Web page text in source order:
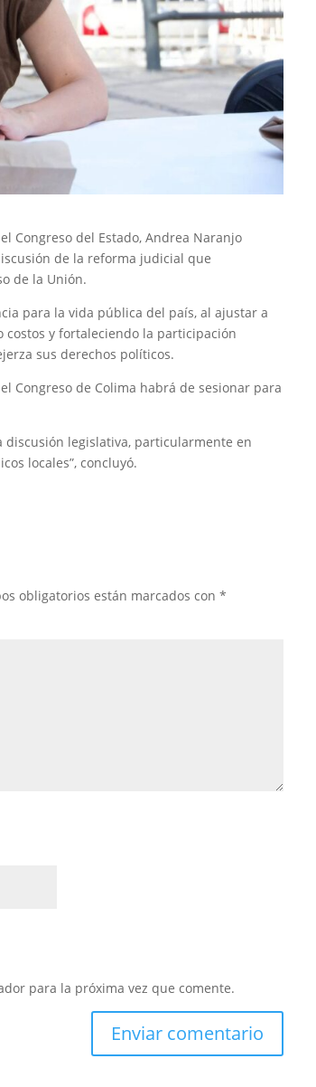
Congreso del Estado, Andrea Naranjo
de la reforma judicial que
de la Unión.
para la vida pública del país, al ajustar a
costos y fortaleciendo la participación
sus derechos políticos.
Congreso de Colima habrá de sesionar para
discusión legislativa, particularmente en
locales”, concluyó.
obligatorios están marcados con*
para la próxima vez que comente.